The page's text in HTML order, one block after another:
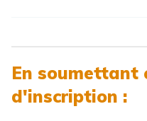
En soumettant
d'inscription :